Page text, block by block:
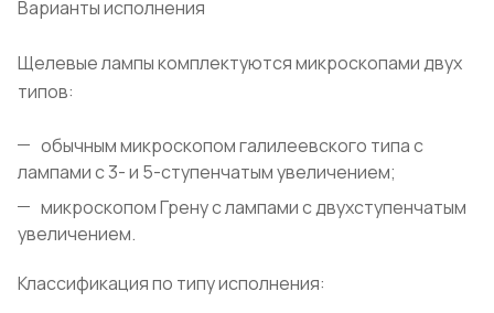
Варианты исполнения
Щелевые лампы комплектуются микроскопами двух
типов:
обычным микроскопом галилеевского типа с
лампами с 3- и 5-ступенчатым увеличением;
микроскопом Грену с лампами с двухступенчатым
увеличением.
Классификация по типу исполнения: